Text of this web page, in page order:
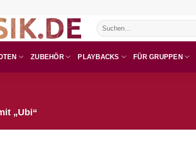
Suchen
nach:
ZUBEHÖR PLAYBACKS FÜR GRUPPEN
„Ubi“